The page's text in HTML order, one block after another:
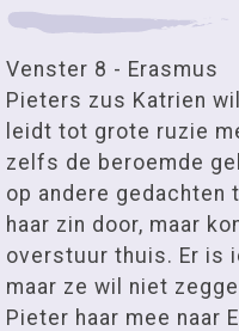
Venster 8 - Erasmus
Pieters zus Katrien
leidt tot grote ruzie
zelfs de beroemde
op andere gedachten
haar zin door, maar
overstuur thuis. Er is
maar ze wil niet
Pieter haar mee naar